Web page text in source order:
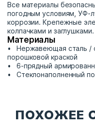
Все материалы
погодным условиям, УФ-
коррозии. Крепежные
колпачками и заглушками.
Материалы
Нержавеющая сталь /
порошковой краской
6-прядный
Стеклонаполненный
ПОХОЖЕЕ